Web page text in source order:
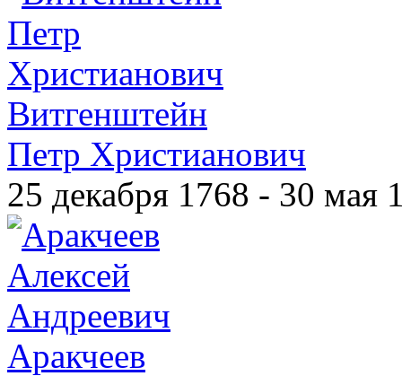
Витгенштейн
Петр Христианович
25 декабря 1768 - 30 мая
Аракчеев